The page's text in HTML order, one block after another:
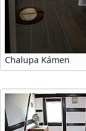
Chalupa Kámen